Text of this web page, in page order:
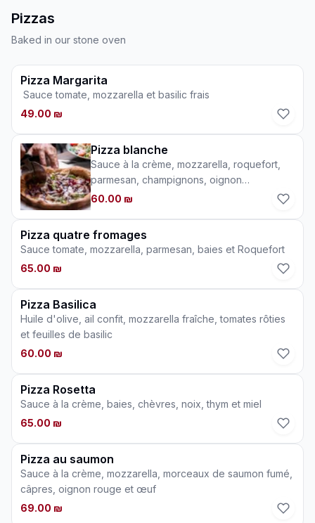
Pizzas
Baked in our stone oven
Pizza Margarita
Sauce tomate, mozzarella et basilic frais
49.00 ₪
Pizza blanche
Sauce à la crème, mozzarella, roquefort,
parmesan, champignons, oignon
caramélisé, balsamique et orugula
60.00 ₪
Pizza quatre fromages
Sauce tomate, mozzarella, parmesan, baies et Roquefort
65.00 ₪
Pizza Basilica
Huile d'olive, ail confit, mozzarella fraîche, tomates rôties
et feuilles de basilic
60.00 ₪
Pizza Rosetta
Sauce à la crème, baies, chèvres, noix, thym et miel
65.00 ₪
Pizza au saumon
Sauce à la crème, mozzarella, morceaux de saumon fumé,
câpres, oignon rouge et œuf
69.00 ₪